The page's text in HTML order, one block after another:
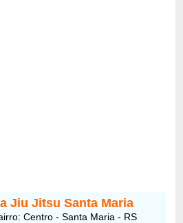
Jiu Jitsu Santa Maria
Centro - Santa Maria - RS